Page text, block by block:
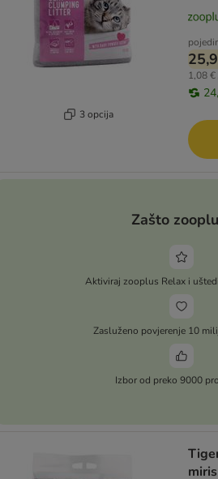
3 opcija
1,08 €
Zašto
Aktiviraj zooplus Relax i
Zasluženo povjerenje 10
Izbor od preko 9000